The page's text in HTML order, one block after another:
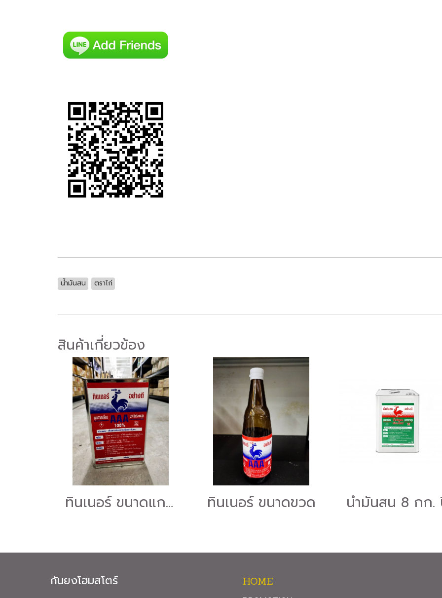
น้ำมันสน ตราไก่
สินค้าเกี่ยวข้อง
ทินเนอร์ ขนาดแกลลอน ทินเนอร์ ขนาดขวด
กันยงโฮมสโตร์ HOME